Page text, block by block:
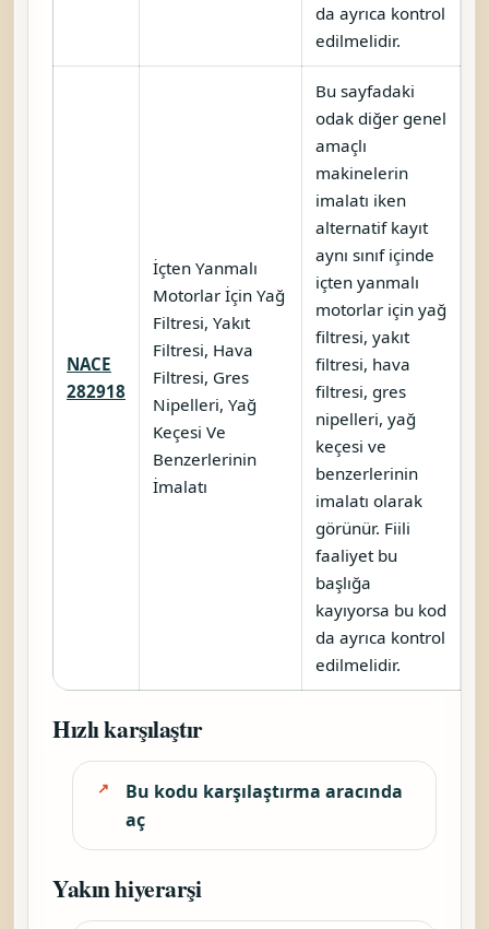
da ayrıca kontrol
edilmelidir.
NACE
282918
İçten Yanmalı
Motorlar İçin Yağ
Filtresi, Yakıt
Filtresi, Hava
Filtresi, Gres
Nipelleri, Yağ
Keçesi Ve
Benzerlerinin
İmalatı
Bu sayfadaki
odak diğer genel
amaçlı
makinelerin
imalatı iken
alternatif kayıt
aynı sınıf içinde
içten yanmalı
motorlar için yağ
filtresi, yakıt
filtresi, hava
filtresi, gres
nipelleri, yağ
keçesi ve
benzerlerinin
imalatı olarak
görünür. Fiili
faaliyet bu
başlığa
kayıyorsa bu kod
da ayrıca kontrol
edilmelidir.
Hızlı karşılaştır
Bu kodu karşılaştırma aracında
aç
Yakın hiyerarşi